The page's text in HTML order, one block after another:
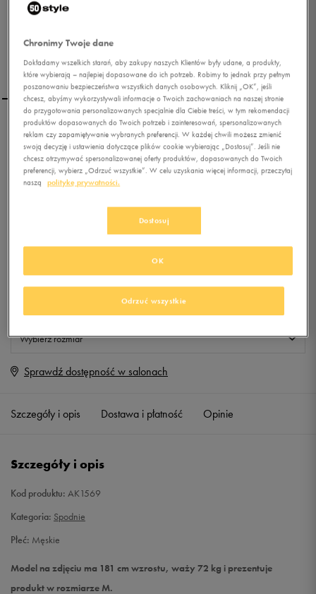
ADIDAS SPODNIE ESS LIN
TAP SJ
0
KLUBIE 50 STYLE
Produkt niedostępny
Jeśli artykuł będzie ponownie dostępny, otrzymasz od nas powiadomienie.
Wybierz rozmiar
M Powiadom o dostępności
L Powiadom o dostępności
XXL
Sprawdź dostępność w salonach
Szczegóły i opis Dostawa i płatność Opinie
Szczegóły i opis
Kod produktu: AK1569
Kategoria: Spodnie
Płeć: Męskie
Model na zdjęciu ma 181 cm wzrostu, waży 72 kg i prezentuje
produkt w rozmiarze M.
Chronimy Twoje dane
Dokładamy wszelkich starań, aby zakupy naszych Klientów były udane, a produkty,
które wybierają – najlepiej dopasowane do ich potrzeb. Robimy to jednak przy pełnym
poszanowaniu bezpieczeństwa wszystkich danych osobowych. Kliknij „OK”, jeśli
chcesz, abyśmy wykorzystywali informacje o Twoich zachowaniach na naszej stronie
do przygotowania personalizowanych specjalnie dla Ciebie treści, w tym rekomendacji
produktów dopasowanych do Twoich potrzeb i zainteresowań, spersonalizowanych
reklam czy zapamiętywanie wybranych preferencji. W każdej chwili możesz zmienić
swoją decyzję i ustawienia dotyczące plików cookie wybierając „Dostosuj”. Jeśli nie
chcesz otrzymywać spersonalizowanej oferty produktów, dopasowanych do Twoich
preferencji, wybierz „Odrzuć wszystkie”. W celu uzyskania więcej informacji, przeczytaj
naszą
politykę prywatności.
Dostosuj
Odrzuć wszystkie
OK